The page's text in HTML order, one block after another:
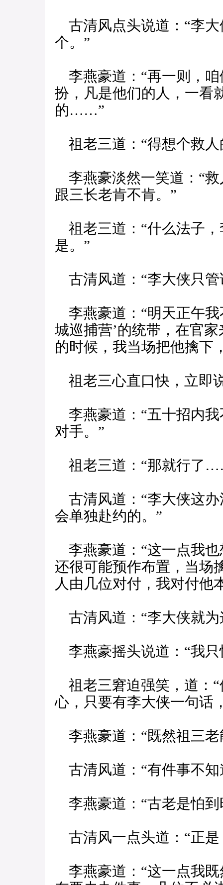
古清风点头说道：“李
个。”
李燕豪道：“再一则，
扮，凡是他们的人，一看
的……”
祖老三道：“得想个救人
李燕豪淡然一笑道：“
跟三长老肯不肯。”
祖老三道：“什么法子
是。”
古清风道：“李大侠只管
李燕豪道：“明天正午我
城巡捕营’的统带，在官
的时候，我当场把他擒下
祖老三心直口快，立即
李燕豪道：“五十招内
对手。”
祖老三道：“那就行了
古清风道：“李大侠这
会单独赴约的。”
李燕豪道：“这一点我
还很可能预作布置，当场
人由几位对付，我对付
古清风道：“李大侠就为
李燕豪摇头说道：“我
祖老三窘迫强笑，道：
心，只要有李大侠一句话
李燕豪道：“既然祖三
古清风道：“有件事不知
李燕豪道：“古老是怕到
古清风一点头道：“正是
李燕豪道：“这一点我